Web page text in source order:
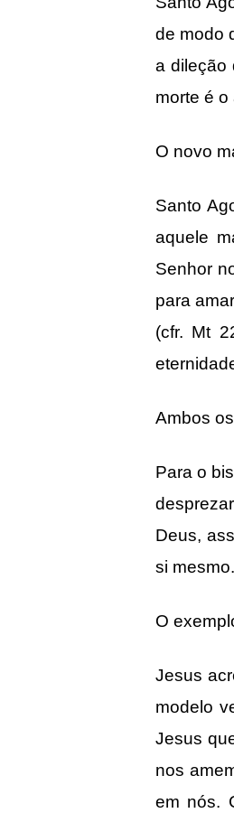
de modo
a dileção
morte é o
O novo
Santo
aquele
Senhor
para
(cfr. Mt
Ambos
Para o
Deus,
si mesmo.
O
Jesus
modelo
Jesus
nos
em nós.